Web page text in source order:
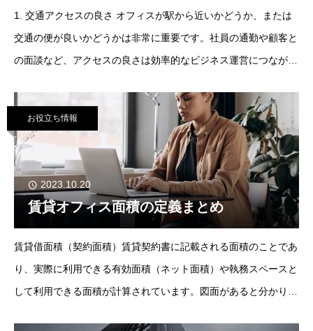
1. 交通アクセスの良さ オフィスが駅から近いかどうか、または
交通の便が良いかどうかは非常に重要です。社員の通勤や顧客と
の面談など、アクセスの良さは効率的なビジネス運営につながり
なる建物や施設があると分かりやすく
お役立ち情報
2023.10.20
賃貸オフィス面積の定義まとめ
賃貸借面積（契約面積）賃貸契約書に記載される面積のことであ
り、実際に利用できる有効面積（ネット面積）や執務スペースと
して利用できる面積が計算されています。図面があると分かりや